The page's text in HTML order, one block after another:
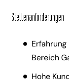
Stellenanforderungen
Bereich
Hohe